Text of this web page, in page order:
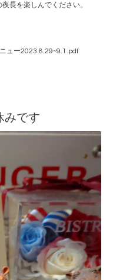
長を楽しんでください。
ュー2023.8.29~9.1.pdf
みです